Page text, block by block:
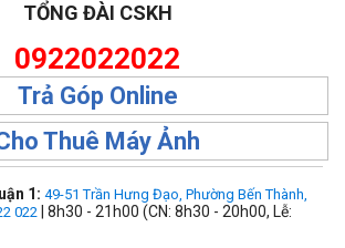
TỔNG ĐÀI CSKH
0922022022
Trả Góp Online
Thuê Máy Ảnh
1: 49-51 Trần Hưng Đạo, Phường Bến Thành,
022 | 8h30 - 21h00 (CN: 8h30 - 20h00, Lễ: